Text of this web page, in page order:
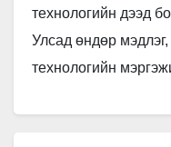
технологийн дээд
Улсад өндөр
технологийн